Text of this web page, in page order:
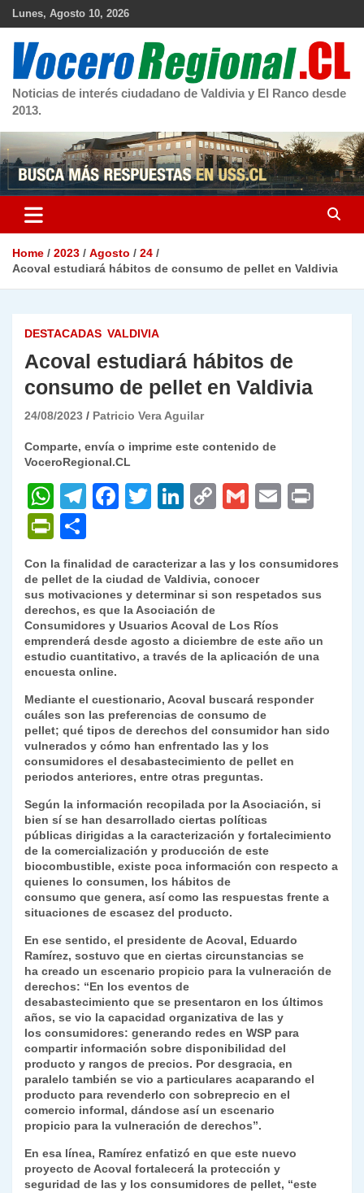
Skip
Lunes, Agosto 10, 2026
Noticias de interés ciudadano de Valdivia y El Ranco desde
2013.
Home 2023 Agosto
24
Acoval estudiará hábitos de consumo de pellet en Valdivia
DESTACADAS VALDIVIA
Acoval estudiará hábitos de
consumo de pellet en Valdivia
24/08/2023 Patricio Vera Aguilar
Comparte, envía o imprime este contenido de
VoceroRegional.CL
W
h
at
s
A
p
p
T
gr
a
m
F
e
b
o
o
T
er
Li
e
dI
n
C
y
Li
n
k
G
l
E
l
P
ri
nt
Fr
ie
n
dl
y
o
m
p
ar
tir
Con la finalidad de caracterizar a las y los consumidores
de pellet de la ciudad de Valdivia, conocer
sus motivaciones y determinar si son respetados sus
derechos, es que la Asociación de
Consumidores y Usuarios Acoval de Los Ríos
emprenderá desde agosto a diciembre de este año un
estudio cuantitativo, a través de la aplicación de una
encuesta online.
Mediante el cuestionario, Acoval buscará responder
cuáles son las preferencias de consumo de
pellet; qué tipos de derechos del consumidor han sido
vulnerados y cómo han enfrentado las y los
consumidores el desabastecimiento de pellet en
periodos anteriores, entre otras preguntas.
Según la información recopilada por la Asociación, si
bien sí se han desarrollado ciertas políticas
públicas dirigidas a la caracterización y fortalecimiento
de la comercialización y producción de este
biocombustible, existe poca información con respecto a
quienes lo consumen, los hábitos de
consumo que genera, así como las respuestas frente a
situaciones de escasez del producto.
En ese sentido, el presidente de Acoval, Eduardo
Ramírez, sostuvo que en ciertas circunstancias se
ha creado un escenario propicio para la vulneración de
derechos: “En los eventos de
desabastecimiento que se presentaron en los últimos
años, se vio la capacidad organizativa de las y
los consumidores: generando redes en WSP para
compartir información sobre disponibilidad del
producto y rangos de precios. Por desgracia, en
paralelo también se vio a particulares acaparando el
producto para revenderlo con sobreprecio en el
comercio informal, dándose así un escenario
propicio para la vulneración de derechos”.
En esa línea, Ramírez enfatizó en que este nuevo
proyecto de Acoval fortalecerá la protección y
seguridad de las y los consumidores de pellet, “este